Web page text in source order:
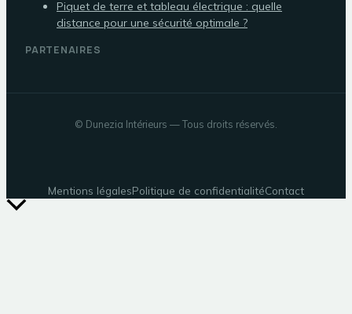
Piquet de terre et tableau électrique : quelle
distance pour une sécurité optimale ?
PARTENAIRES
© Dunezia Intérieurs — Tous droits réservés.
Mentions légalesPolitique de confidentialitéContact